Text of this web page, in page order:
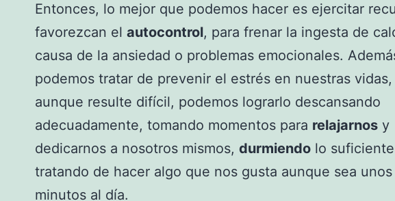
Entonces, lo mejor que podemos hacer es ejercitar
favorezcan el autocontrol, para frenar la ingesta de
causa de la ansiedad o problemas emocionales.
podemos tratar de prevenir el estrés en nuestras
aunque resulte difícil, podemos lograrlo descansando
adecuadamente, tomando momentos para relajarnos y
dedicarnos a nosotros mismos, durmiendo lo
tratando de hacer algo que nos gusta aunque sea
minutos al día.